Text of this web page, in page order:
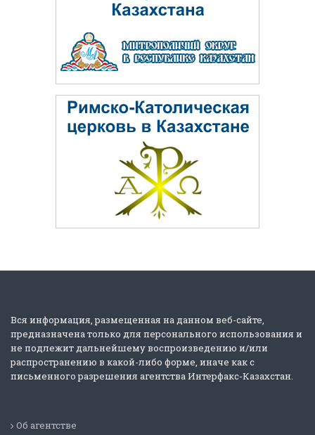
Вся информация, размещенная на данном веб-сайте,
предназначена только для персонального использования и
не подлежит дальнейшему воспроизведению и/или
распространению в какой-либо форме, иначе как с
письменного разрешения агентства Интерфакс-Казахстан.
Об агентстве